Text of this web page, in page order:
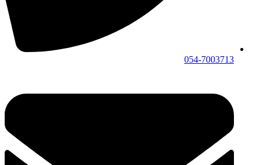
054-7003713